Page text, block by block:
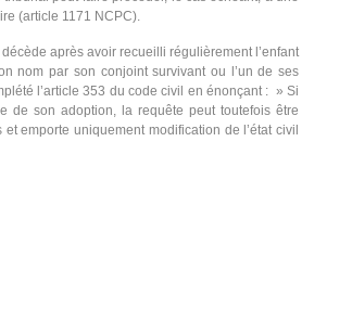
(article 1171 NCPC).
après avoir recueilli régulièrement l’enfant
nom par son conjoint survivant ou l’un de ses
l’article 353 du code civil en énonçant : » Si
de son adoption, la requête peut toutefois être
emporte uniquement modification de l’état civil